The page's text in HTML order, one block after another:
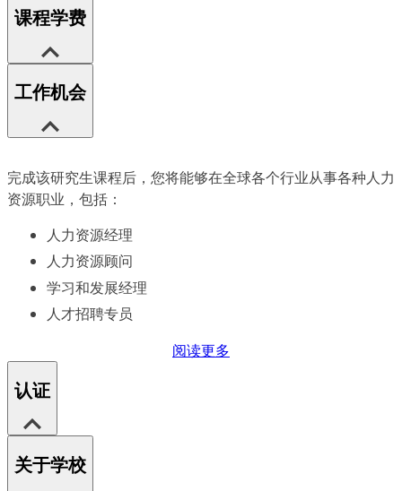
课程学费
工作机会
完成该研究生课程后，您将能够在全球各个行业从事各种人力
资源职业，包括：
人力资源经理
人力资源顾问
学习和发展经理
人才招聘专员
阅读更多
认证
关于学校